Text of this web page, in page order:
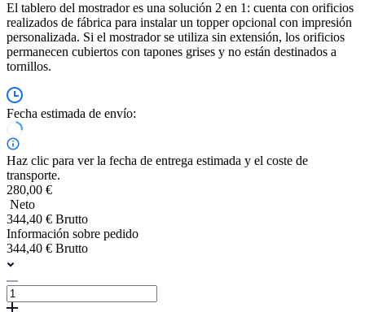
El tablero del mostrador es una solución 2 en 1: cuenta con orificios
realizados de fábrica para instalar un topper opcional con impresión
personalizada. Si el mostrador se utiliza sin extensión, los orificios
permanecen cubiertos con tapones grises y no están destinados a
tornillos.
Fecha estimada de envío:
Haz clic para ver la fecha de entrega estimada y el coste de
transporte.
280,00 €
Neto
344,40 € Brutto
Información sobre pedido
344,40 € Brutto